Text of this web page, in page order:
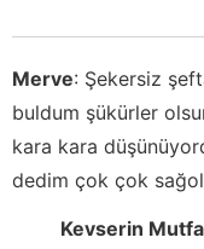
Merve: Şekersiz
buldum şükürler
kara kara
dedim çok çok
Kevserin